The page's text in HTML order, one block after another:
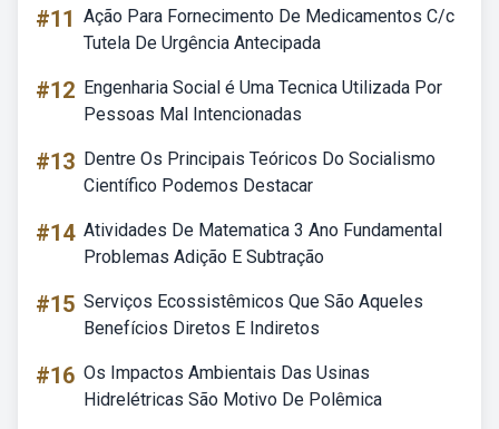
#11 Ação Para Fornecimento De Medicamentos C/c
Tutela De Urgência Antecipada
#12 Engenharia Social é Uma Tecnica Utilizada Por
Pessoas Mal Intencionadas
#13 Dentre Os Principais Teóricos Do Socialismo
Científico Podemos Destacar
#14 Atividades De Matematica 3 Ano Fundamental
Problemas Adição E Subtração
#15 Serviços Ecossistêmicos Que São Aqueles
Benefícios Diretos E Indiretos
#16 Os Impactos Ambientais Das Usinas
Hidrelétricas São Motivo De Polêmica